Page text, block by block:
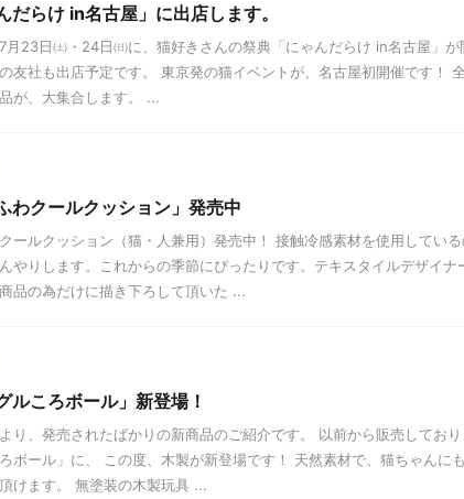
だらけ in名古屋」に出店します。
月23日㈯・24日㈰に、猫好きさんの祭典「にゃんだらけ in名古屋」が
友社も出店予定です。 東京発の猫イベントが、名古屋初開催です！
が、大集合します。 ...
わクールクッション」発売中
ールクッション（猫・人兼用）発売中！ 接触冷感素材を使用している
やりします。これからの季節にぴったりです。テキスタイルデザイナ
品の為だけに描き下ろして頂いた ...
ルころボール」新登場！
り、発売されたばかりの新商品のご紹介です。 以前から販売しており
ろボール」に、 この度、木製が新登場です！ 天然素材で、猫ちゃんに
けます。 無塗装の木製玩具 ...